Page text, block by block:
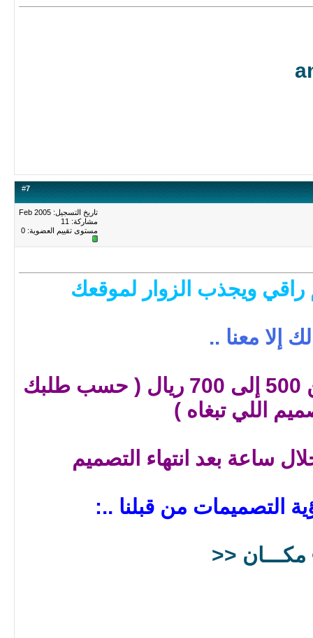
#7
تاريخ التسجيل: Feb 2005
مشاركة: 11
مستوى تقييم العضوية: 0
راقي ويجذب الزوار لموقعك
إلا معنا ..
طبعا تصميم السكربت من 500 إلى 700 ريال ( حسب طلبك
اللي تبغاه )
التصميمات من قبلنا ..:
<<